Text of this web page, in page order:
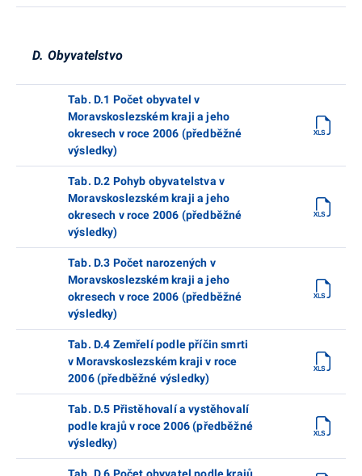
D. Obyvatelstvo
Tab. D.1 Počet obyvatel v
Moravskoslezském kraji a jeho
okresech v roce 2006 (předběžné
výsledky)
Tab. D.2 Pohyb obyvatelstva v
Moravskoslezském kraji a jeho
okresech v roce 2006 (předběžné
výsledky)
Tab. D.3 Počet narozených v
Moravskoslezském kraji a jeho
okresech v roce 2006 (předběžné
výsledky)
Tab. D.4 Zemřelí podle příčin smrti
v Moravskoslezském kraji v roce
2006 (předběžné výsledky)
Tab. D.5 Přistěhovalí a vystěhovalí
podle krajů v roce 2006 (předběžné
výsledky)
Tab. D.6 Počet obyvatel podle krajů